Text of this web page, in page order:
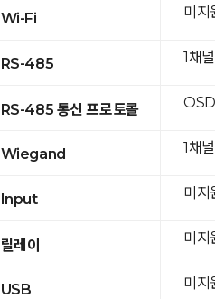
Wi-Fi
RS-485
RS-485 통신 프로토콜
Wiegand
Input
릴레이
USB
미지
1채
1채널
미지
미지
미지